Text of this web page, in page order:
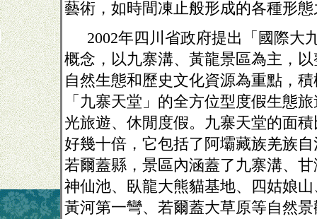
藝術，如時間凍止般形成的各種形
2002年四川省政府提出「國際大
概念，以九寨溝、黃龍景區為主，
自然生態和歷史文化資源為重點，
「九寨天堂」的全方位型度假生態
光旅遊、休閒度假。九寨天堂的面
好幾十倍，它包括了阿壩藏族羌族
若爾蓋縣，景區內涵蓋了九寨溝、
神仙池、臥龍大熊貓基地、四姑娘
黃河第一彎、若爾蓋大草原等自然